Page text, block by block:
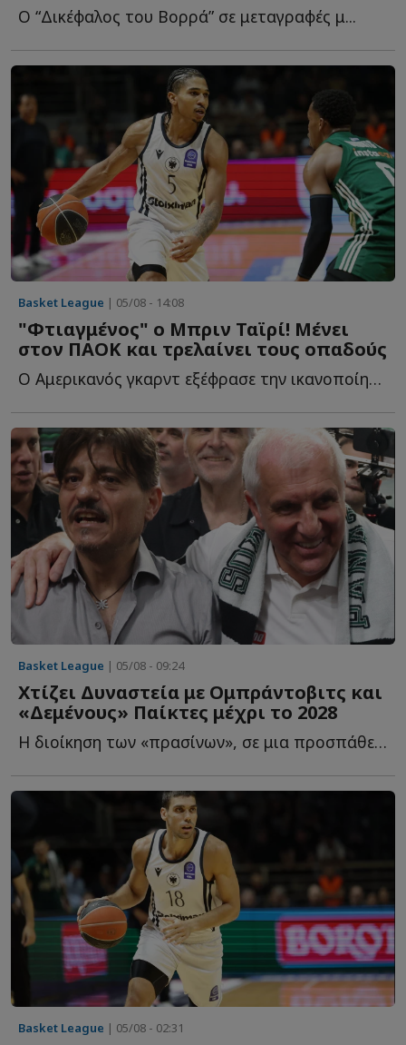
Ο “Δικέφαλος του Βορρά” σε μεταγραφές μ...
Basket League | 05/08 - 14:08
"Φτιαγμένος" ο Μπριν Ταϊρί! Μένει
στον ΠΑΟΚ και τρελαίνει τους οπαδούς
Ο Αμερικανός γκαρντ εξέφρασε την ικανοποίησή του για τ...
Basket League | 05/08 - 09:24
Χτίζει Δυναστεία με Ομπράντοβιτς και
«Δεμένους» Παίκτες μέχρι το 2028
Η διοίκηση των «πρασίνων», σε μια προσπάθεια να επαναφέρει τ...
Basket League | 05/08 - 02:31